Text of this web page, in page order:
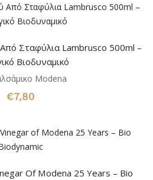
Σταφύλια Lambrusco 500ml –
Βιοδυναμικό
Modena
€7,80
Of Modena 25 Years – Bio